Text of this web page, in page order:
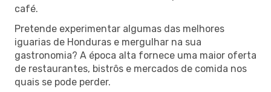
café.
Pretende experimentar algumas das melhores
iguarias de Honduras e mergulhar na sua
gastronomia? A época alta fornece uma maior oferta
de restaurantes, bistrôs e mercados de comida nos
quais se pode perder.